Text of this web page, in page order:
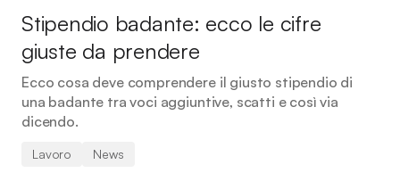
Stipendio badante: ecco le cifre
giuste da prendere
Ecco cosa deve comprendere il giusto stipendio di
una badante tra voci aggiuntive, scatti e così via
dicendo.
Lavoro News